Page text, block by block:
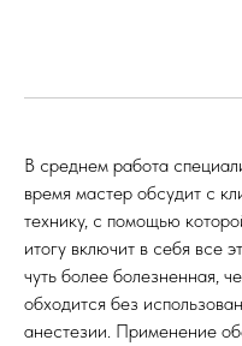
В среднем работа
время мастер обсудит с
технику, с помощью
итогу включит в себя все
чуть более болезненная,
обходится без
анестезии. Применение